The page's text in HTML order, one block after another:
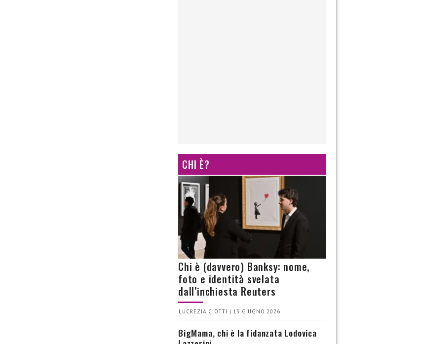
CHI È?
Chi è (davvero) Banksy: nome,
foto e identità svelata
dall’inchiesta Reuters
LUCREZIA CIOTTI | 13 GIUGNO 2026
BigMama, chi è la fidanzata Lodovica